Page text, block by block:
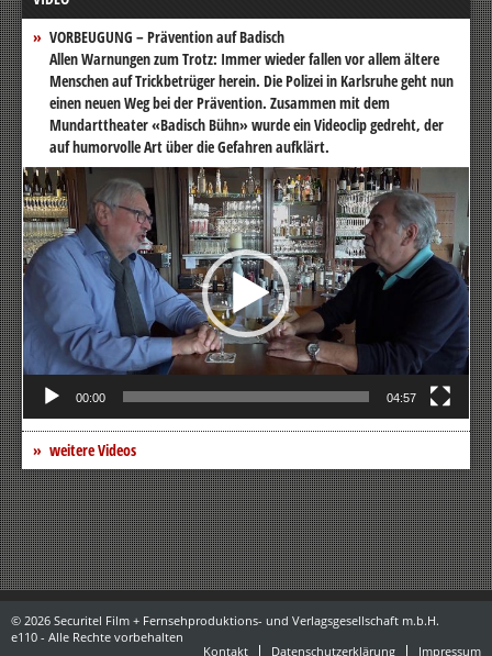
VORBEUGUNG – Prävention auf Badisch
Allen Warnungen zum Trotz: Immer wieder fallen vor allem ältere
Menschen auf Trickbetrüger herein. Die Polizei in Karlsruhe geht nun
einen neuen Weg bei der Prävention. Zusammen mit dem
Mundarttheater «Badisch Bühn» wurde ein Videoclip gedreht, der
auf humorvolle Art über die Gefahren aufklärt.
Video-
Player
00:00 04:57
weitere Videos
© 2026 Securitel Film + Fernsehproduktions- und Verlagsgesellschaft m.b.H.
e110 - Alle Rechte vorbehalten
Kontakt
Datenschutzerklärung Impressum